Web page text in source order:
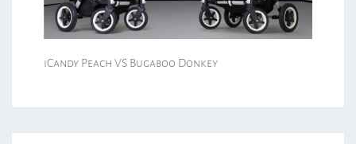
iCandy Peach VS Bugaboo Donkey